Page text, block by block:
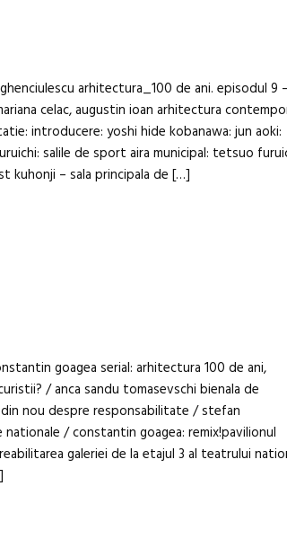
arhitectura_100 de ani. episodul 9
celac, augustin ioan arhitectura
introducere: yoshi hide kobanawa: jun aoki:
salile de sport aira municipal: tetsuo
kuhonji – sala principala de […]
goagea serial: arhitectura 100 de ani,
/ anca sandu tomasevschi bienala de
nou despre responsabilitate / stefan
/ constantin goagea: remix!pavilionul
galeriei de la etajul 3 al teatrului